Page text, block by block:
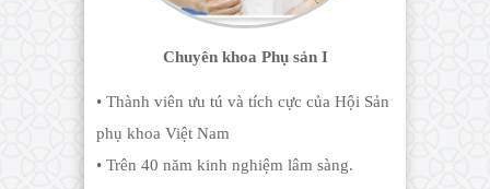
Chuyên khoa Phụ sản I
• Thành viên ưu tú và tích cực của Hội Sản
phụ khoa Việt Nam
• Trên 40 năm kinh nghiệm lâm sàng.